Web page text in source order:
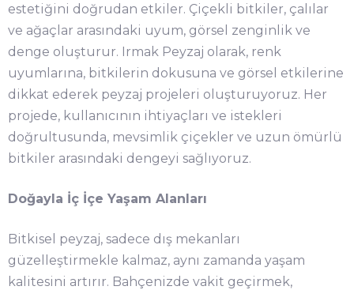
estetiğini doğrudan etkiler. Çiçekli bitkiler, çalılar
ve ağaçlar arasındaki uyum, görsel zenginlik ve
denge oluşturur. Irmak Peyzaj olarak, renk
uyumlarına, bitkilerin dokusuna ve görsel etkilerine
dikkat ederek peyzaj projeleri oluşturuyoruz. Her
projede, kullanıcının ihtiyaçları ve istekleri
doğrultusunda, mevsimlik çiçekler ve uzun ömürlü
bitkiler arasındaki dengeyi sağlıyoruz.
Doğayla İç İçe Yaşam Alanları
Bitkisel peyzaj, sadece dış mekanları
güzelleştirmekle kalmaz, aynı zamanda yaşam
kalitesini artırır. Bahçenizde vakit geçirmek,